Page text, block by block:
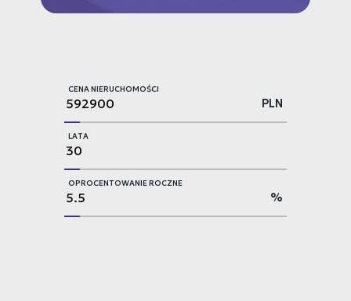
CENA NIERUCHOMOŚCI
PLN
LATA
OPROCENTOWANIE ROCZNE
%